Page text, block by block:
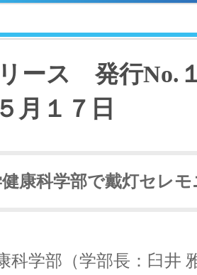
リース 発行
月１７日
康科学部で戴灯セレ
科学部（学部長：臼井